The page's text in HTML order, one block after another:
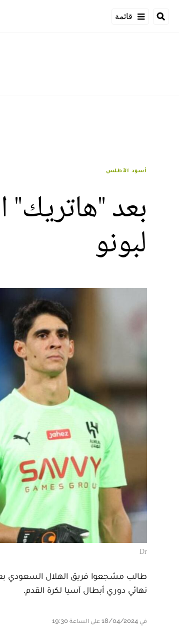
قائمة
أسود الأطلس
بعد "هاتريك"
لبونو
Dr
طالب مشجعوا فريق الهلال السعودي
نهائي دوري أبطال آسيا لكرة القدم.
في 18/04/2024 على الساعة 19:30